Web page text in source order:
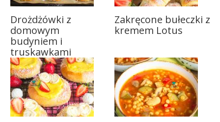
Drożdżówki z
domowym
budyniem i
truskawkami
Zakręcone bułeczki z
kremem Lotus